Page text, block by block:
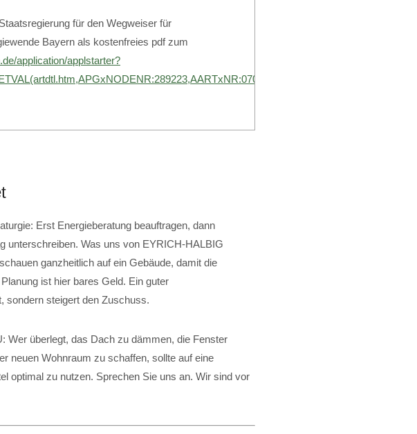
für den Wegweiser für
Bayern als kostenfreies pdf zum
application/applstarter?
Erst Energieberatung beauftragen, dann
unterschreiben. Was uns von EYRICH-HALBIG
ganzheitlich auf ein Gebäude, damit die
ist hier bares Geld. Ein guter
sondern steigert den Zuschuss.
Wer überlegt, das Dach zu dämmen, die Fenster
neuen Wohnraum zu schaffen, sollte auf eine
optimal zu nutzen. Sprechen Sie uns an. Wir sind vor